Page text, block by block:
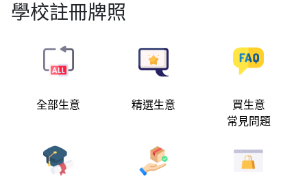
學校註冊牌照
全部生意 精選生意
買生意
常見問題